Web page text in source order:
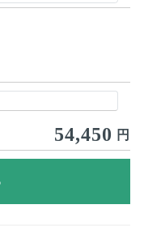
54,450 円